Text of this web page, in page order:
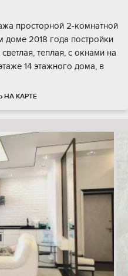
просторной 2-комнатной
2018 года постройки
теплая, с окнами на
14 этажного дома, в
НА КАРТЕ